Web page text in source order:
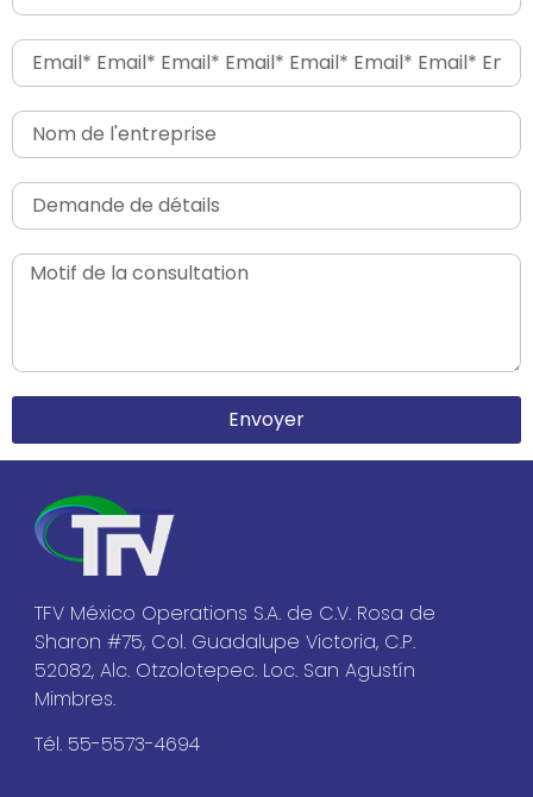
Envoyer
TFV México Operations S.A. de C.V. Rosa de
Sharon #75, Col. Guadalupe Victoria, C.P.
52082, Alc. Otzolotepec. Loc. San Agustín
Mimbres.
Tél. 55-5573-4694